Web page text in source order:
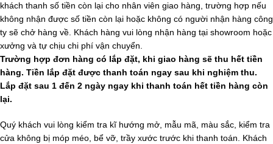
khách thanh số tiền còn lại cho nhân viên giao hàng, trường hợp nếu
không nhận được số tiền còn lại hoặc không có người nhận hàng công
ty sẽ chở hàng về. Khách hàng vui lòng nhận hàng tại showroom hoặc
xưởng và tự chịu chi phí vận chuyển.
Trường hợp đơn hàng có lắp đặt, khi giao hàng sẽ thu hết tiền
hàng. Tiền lắp đặt được thanh toán ngay sau khi nghiệm thu.
Lắp đặt sau 1 đến 2 ngày ngay khi thanh toán hết tiền hàng còn
lại.
Quý khách vui lòng kiểm tra kĩ hướng mở, mẫu mã, màu sắc, kiểm tra
cửa không bị móp méo, bể vỡ, trầy xước trước khi thanh toán. Khách